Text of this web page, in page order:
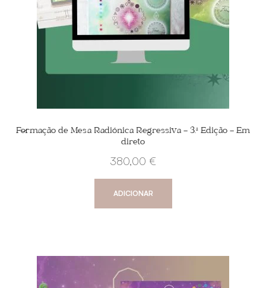
Formação de Mesa Radiónica Regressiva – 3.ª Edição – Em
direto
380,00 €
ADICIONAR